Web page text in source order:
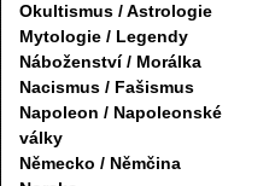
Okultismus / Astrologie
Mytologie / Legendy
Náboženství / Morálka
Nacismus / Fašismus
Napoleon / Napoleonské
války
Německo / Němčina